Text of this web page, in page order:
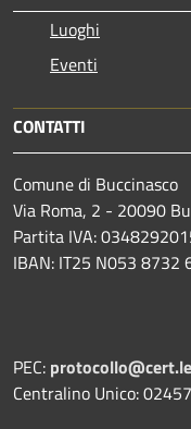
Luoghi
Eventi
CONTATTI
Comune di Buccinasco
Via Roma, 2 - 20090
Partita IVA:
IBAN: IT25 N053
PEC:
Centralino Unico: